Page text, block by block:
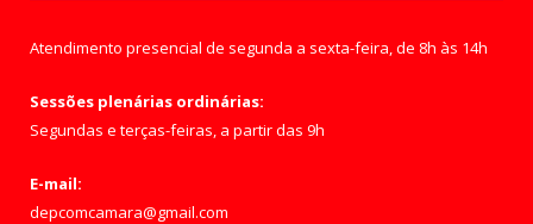
Atendimento presencial de segunda a sexta-feira, de 8h às 14h
Sessões plenárias ordinárias:
Segundas e terças-feiras, a partir das 9h
E-mail:
depcomcamara@gmail.com